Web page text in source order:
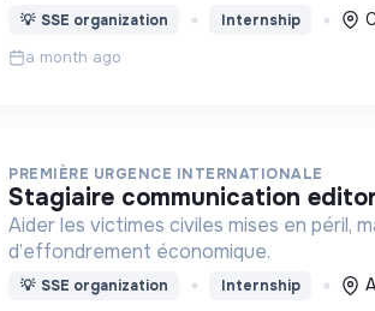
💡 SSE organization Internship
a month ago
PREMIÈRE URGENCE INTERNATIONALE
stagiaire communication
Aider les victimes civiles mises en péril,
d’effondrement économique.
💡 SSE organization Internship